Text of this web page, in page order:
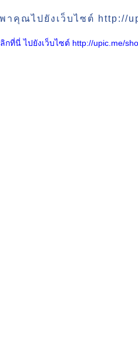
าคุณไปยังเว็บไซต์ http://
กที่นี่ ไปยังเว็บไซต์ http://upic.me/